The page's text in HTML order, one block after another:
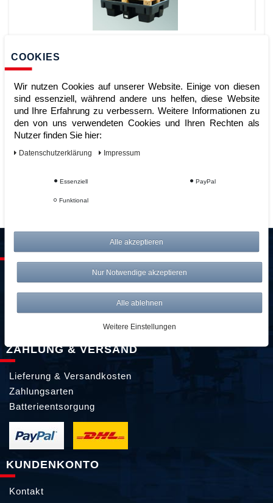
Stellebene
Artikelnummer:
Hersteller: LaCont Umwelttechnik GmbH
*zzgl. ges. MwSt. zzgl.Versandkosten
ZUM WARENKORB
SERVICE & KONTAKT
kontakt@awwm-germany.de
089 / 3398 0942*
089 / 244 132 77*
ZAHLUNG & VERSAND
Lieferung & Versandkosten
Zahlungsarten
Batterieentsorgung
KUNDENKONTO
Kontakt
COOKIES
Wir nutzen Cookies auf unserer Website. Einige von diesen
sind essenziell, während andere uns helfen, diese Website
und Ihre Erfahrung zu verbessern. Weitere Informationen zu
den von uns verwendeten Cookies und Ihren Rechten als
Nutzer finden Sie hier:
Daten­schutz­erklärung Impressum
Essenziell PayPal
Funktional
Alle akzeptieren
Nur Notwendige akzeptieren
Alle ablehnen
Weitere Einstellungen